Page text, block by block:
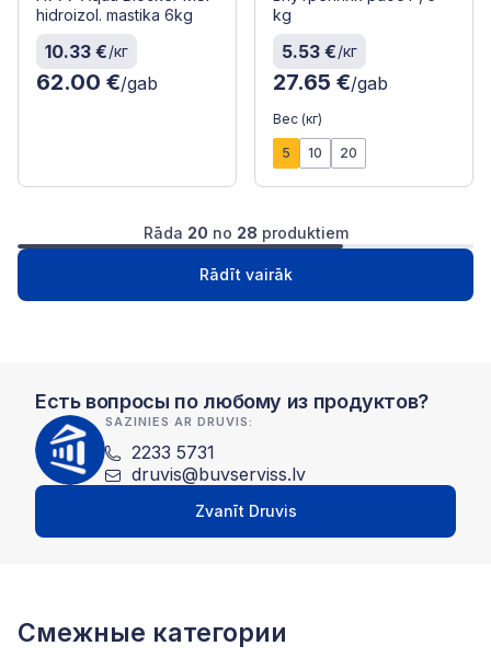
hidroizol. mastika 6kg
10.33 €/кг
62.00 €/gab
kg
5.53 €/кг
27.65 €/gab
Вес (кг)
5 10 20
Rāda 20 no 28 produktiem
Rādīt vairāk
1 2 Следущая
Есть вопросы по любому из продуктов?
SAZINIES AR DRUVIS:
2233 5731
druvis@buvserviss.lv
Zvanīt Druvis
Смежные категории